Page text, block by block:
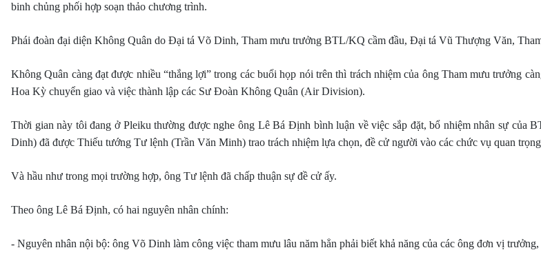
binh chủng phối hợp soạn thảo chương trình.
Phái đoàn đại diện Không Quân do Đại tá Võ Dinh, Tham mưu trưởng BTL/KQ cầm đầu, Đại tá Vũ Thượng Văn,
Không Quân càng đạt được nhiều “thắng lợi” trong các buổi họp nói trên thì trách nhiệm của ông Tham mưu trưởng
Hoa Kỳ chuyển giao và việc thành lập các Sư Đoàn Không Quân (Air Division).
Thời gian này tôi đang ở Pleiku thường được nghe ông Lê Bá Định bình luận về việc sắp đặt, bổ nhiệm nhân sự
Dinh) đã được Thiếu tướng Tư lệnh (Trần Văn Minh) trao trách nhiệm lựa chọn, đề cử người vào các chức vụ quan
Và hầu như trong mọi trường hợp, ông Tư lệnh đã chấp thuận sự đề cử ấy.
Theo ông Lê Bá Định, có hai nguyên nhân chính:
- Nguyên nhân nội bộ: ông Võ Dinh làm công việc tham mưu lâu năm hẳn phải biết khả năng của các ông đơn vị